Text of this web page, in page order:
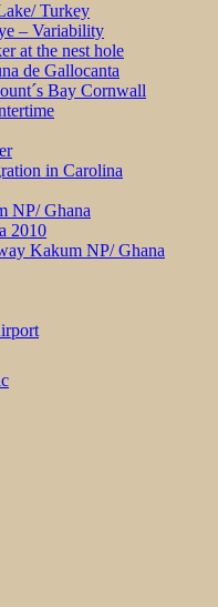
Turkey
– Variability
at the nest hole
de Gallocanta
Bay Cornwall
in Carolina
NP/ Ghana
2010
Kakum NP/ Ghana